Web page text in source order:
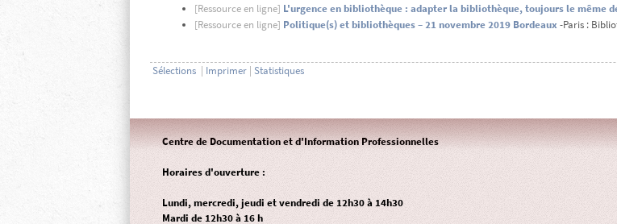
[Ressource en ligne] L'urgence en bibliothèque : adapter la bibliothèque, toujours le même
[Ressource en ligne] Politique(s) et bibliothèques – 21 novembre 2019 Bordeaux-Paris :
Sélections | Imprimer | Statistiques
Centre de Documentation et d'Information Professionnelles
Horaires d'ouverture :
Lundi, mercredi, jeudi et vendredi de 12h30 à 14h30
Mardi de 12h30 à 16 h